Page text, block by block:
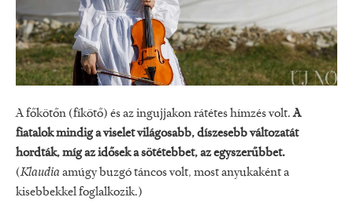
A főkötőn (fíkötő) és az ingujjakon rátétes hímzés volt.A
fiatalok mindig a viselet világosabb, díszesebb változatát
hordták, míg az idősek a sötétebbet, az egyszerűbbet.
(Klaudiaamúgy buzgó táncos volt, most anyukaként a
kisebbekkel foglalkozik.)